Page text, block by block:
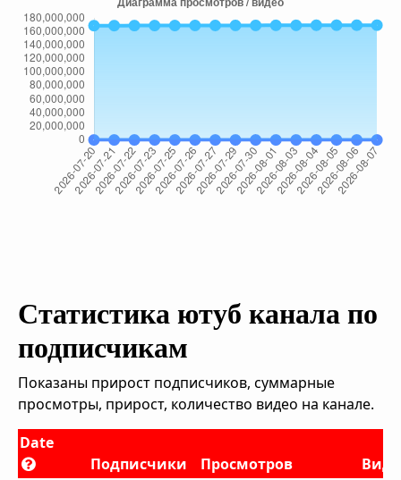
Статистика ютуб канала по
подписчикам
Показаны прирост подписчиков, суммарные
просмотры, прирост, количество видео на канале.
Date
Подписчики
Просмотров